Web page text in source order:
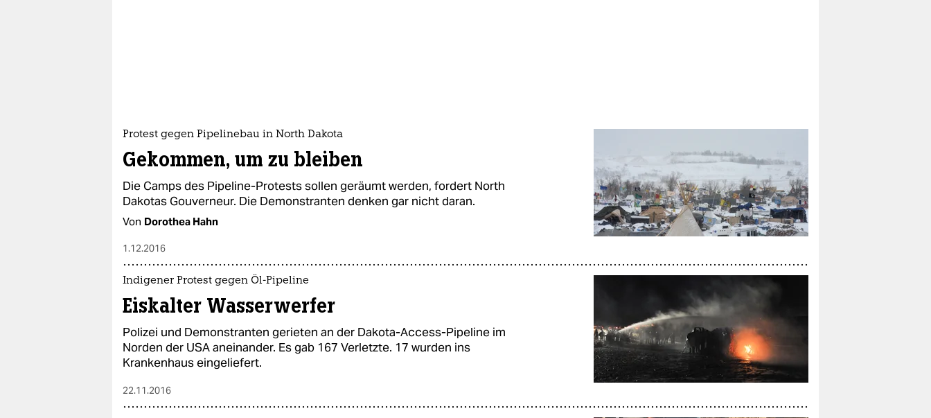
Protest gegen Pipelinebau in North Dakota
Gekommen, um zu bleiben
Die Camps des Pipeline-Protests sollen geräumt werden, fordert North
Dakotas Gouverneur. Die Demonstranten denken gar nicht daran.
Von Dorothea Hahn
1.12.2016
Indigener Protest gegen Öl-Pipeline
Eiskalter Wasserwerfer
Polizei und Demonstranten gerieten an der Dakota-Access-Pipeline im
Norden der USA aneinander. Es gab 167 Verletzte. 17 wurden ins
Krankenhaus eingeliefert.
22.11.2016